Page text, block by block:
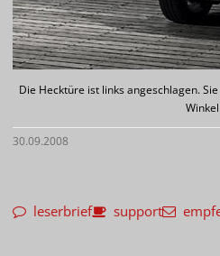
Die Hecktüre ist links angeschlagen.
Winkel
30.09.2008
leserbrief support